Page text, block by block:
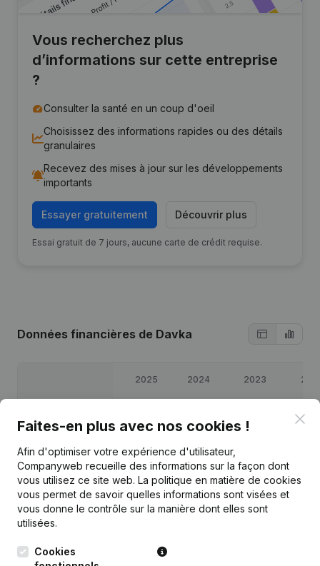
Vous recherchez plus
d’informations sur cette entreprise
?
Consulter la santé en un coup d'oeil
Choisissez des informations rapides ou des détails
granulaires
Recevez des mises à jour sur les développements
importants
Essayer gratuitement Découvrir plus
Essai gratuit de 7 jours, aucune carte de crédit requise.
Données financières de Davka
2025 2024 2023
-20
Capitaux propres €61 165 €22 154 €
Marge brute €56 544 €51 464 € 1 023 €-17
Faites-en plus avec nos cookies !
Afin d'optimiser votre expérience d'utilisateur,
Companyweb recueille des informations sur la façon dont
vous utilisez ce site web. La politique en matière de cookies
vous permet de savoir quelles informations sont visées et
vous donne le contrôle sur la manière dont elles sont
utilisées.
Cookies